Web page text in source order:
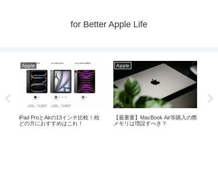
for Better Apple Life
Apple
iPad ProとAirの13インチ比較！殆
どの方におすすめはこれ！
Apple
【最重要】MacBook Air等購入の際
メモリは増設すべき？